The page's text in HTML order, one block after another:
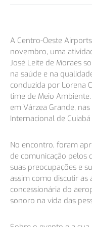
A Centro-Oeste
novembro, uma
José Leite de Moraes
na saúde e na
conduzida por Lorena
time de Meio
em Várzea Grande,
Internacional de
No encontro, foram
de comunicação pelos
suas preocupações e
assim como discutir as
concessionária do
sonoro na vida das